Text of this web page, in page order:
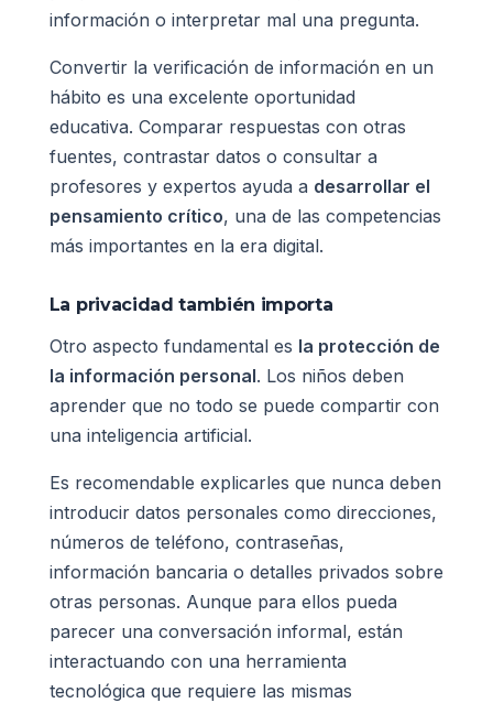
información o interpretar mal una pregunta.
Convertir la verificación de información en un
hábito es una excelente oportunidad
educativa. Comparar respuestas con otras
fuentes, contrastar datos o consultar a
profesores y expertos ayuda a desarrollar el
pensamiento crítico, una de las competencias
más importantes en la era digital.
La privacidad también importa
Otro aspecto fundamental es la protección de
la información personal. Los niños deben
aprender que no todo se puede compartir con
una inteligencia artificial.
Es recomendable explicarles que nunca deben
introducir datos personales como direcciones,
números de teléfono, contraseñas,
información bancaria o detalles privados sobre
otras personas. Aunque para ellos pueda
parecer una conversación informal, están
interactuando con una herramienta
tecnológica que requiere las mismas